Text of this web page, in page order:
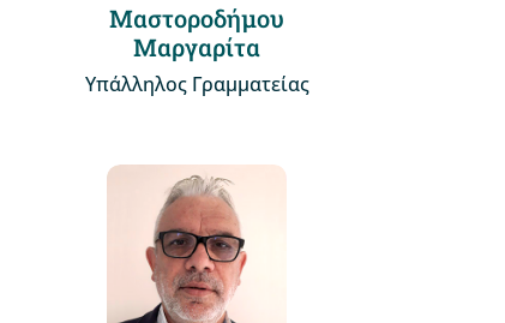
Μαστοροδήμου
Μαργαρίτα
Υπάλληλος Γραμματείας